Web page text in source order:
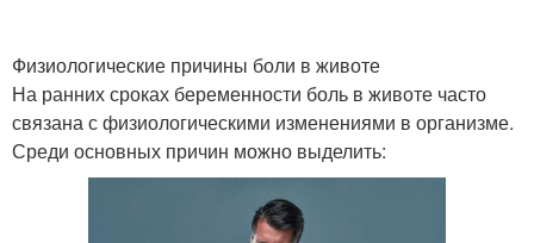
Физиологические причины боли в животе
На ранних сроках беременности боль в животе часто
связана с физиологическими изменениями в организме.
Среди основных причин можно выделить: